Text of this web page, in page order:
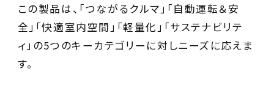
この製品は、「つながるクルマ」「自動運転＆安
全」「快適室内空間」「軽量化」「サステナビリテ
ィ」の5つのキーカテゴリーに対しニーズに応えま
す。